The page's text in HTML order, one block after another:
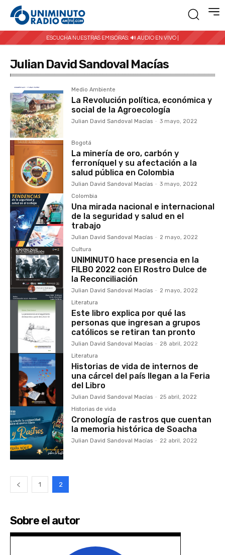
ESCUCHA NUESTRAS EMISORAS: 🔊 AUDIO EN VIVO |
Julian David Sandoval Macías
Medio Ambiente
La Revolución política, económica y
social de la Agroecología
Julian David Sandoval Macías - 3 mayo, 2022
Bogotá
La minería de oro, carbón y
ferroníquel y su afectación a la
salud pública en Colombia
Julian David Sandoval Macías - 3 mayo, 2022
Colombia
Una mirada nacional e internacional
de la seguridad y salud en el
trabajo
Julian David Sandoval Macías - 2 mayo, 2022
Cultura
UNIMINUTO hace presencia en la
FILBO 2022 con El Rostro Dulce de
la Reconciliación
Julian David Sandoval Macías - 2 mayo, 2022
Literatura
Este libro explica por qué las
personas que ingresan a grupos
católicos se retiran tan pronto
Julian David Sandoval Macías - 28 abril, 2022
Literatura
Historias de vida de internos de
una cárcel del país llegan a la Feria
del Libro
Julian David Sandoval Macías - 25 abril, 2022
Historias de vida
Cronología de rastros que cuentan
la memoria histórica de Soacha
Julian David Sandoval Macías - 22 abril, 2022
1 2
Sobre el autor